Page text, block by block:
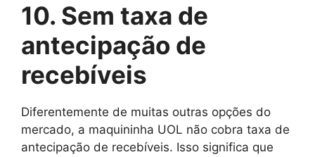
10. Sem taxa de
antecipação de
recebíveis
Diferentemente de muitas outras opções do
mercado, a maquininha UOL não cobra taxa de
antecipação de recebíveis. Isso significa que